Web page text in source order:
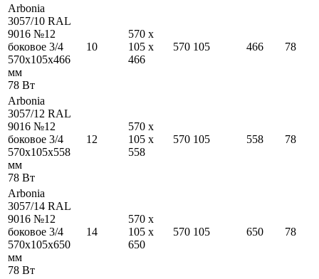
Arbonia
3057/10 RAL
9016 №12
боковое 3/4
570x105x466
мм
78 Вт
10
570 x
105 x
466
570 105 466 78
Arbonia
3057/12 RAL
9016 №12
боковое 3/4
570x105x558
мм
78 Вт
12
570 x
105 x
558
570 105 558 78
Arbonia
3057/14 RAL
9016 №12
боковое 3/4
570x105x650
мм
78 Вт
14
570 x
105 x
650
570 105 650 78